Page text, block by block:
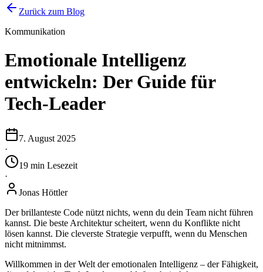
Zurück zum Blog
Kommunikation
Emotionale Intelligenz
entwickeln: Der Guide für
Tech-Leader
7. August 2025
·
19 min Lesezeit
·
Jonas Höttler
Der brillanteste Code nützt nichts, wenn du dein Team nicht führen
kannst. Die beste Architektur scheitert, wenn du Konflikte nicht
lösen kannst. Die cleverste Strategie verpufft, wenn du Menschen
nicht mitnimmst.
Willkommen in der Welt der emotionalen Intelligenz – der Fähigkeit,